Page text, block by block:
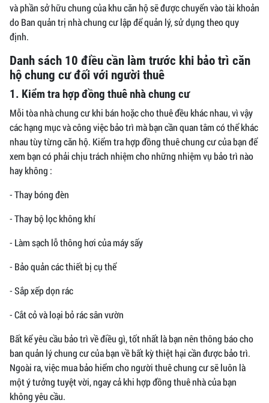
và phần sở hữu chung của khu căn hộ sẽ được chuyển vào tài khoản
do Ban quản trị nhà chung cư lập để quản lý, sử dụng theo quy
định.
Danh sách 10 điều cần làm trước khi bảo trì căn
hộ chung cư đối với người thuê
1. Kiểm tra hợp đồng thuê nhà chung cư
Mỗi tòa nhà chung cư khi bán hoặc cho thuê đều khác nhau, vì vậy
các hạng mục và công việc bảo trì mà bạn cần quan tâm có thể khác
nhau tùy từng căn hộ. Kiểm tra hợp đồng thuê chung cư của bạn để
xem bạn có phải chịu trách nhiệm cho những nhiệm vụ bảo trì nào
hay không :
- Thay bóng đèn
- Thay bộ lọc không khí
- Làm sạch lỗ thông hơi của máy sấy
- Bảo quản các thiết bị cụ thể
- Sắp xếp dọn rác
- Cắt cỏ và loại bỏ rác sân vườn
Bất kể yêu cầu bảo trì về điều gì, tốt nhất là bạn nên thông báo cho
ban quản lý chung cư của bạn về bất kỳ thiệt hại cần được bảo trì.
Ngoài ra, việc mua bảo hiểm cho người thuê chung cư sẽ luôn là
một ý tưởng tuyệt vời, ngay cả khi hợp đồng thuê nhà của bạn
không yêu cầu.